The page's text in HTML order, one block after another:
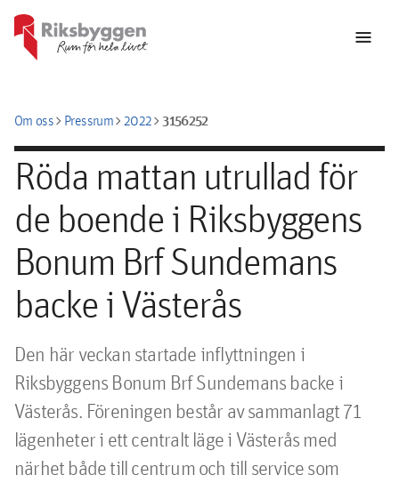
menu
Om osschevron_rightPressrumchevron_right2022chevron_right3156252
Röda mattan utrullad för
de boende i Riksbyggens
Bonum Brf Sundemans
backe i Västerås
Den här veckan startade inflyttningen i
Riksbyggens Bonum Brf Sundemans backe i
Västerås. Föreningen består av sammanlagt 71
lägenheter i ett centralt läge i Västerås med
närhet både till centrum och till service som